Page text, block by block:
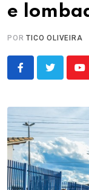
e
PORTICO OLIVEIRA